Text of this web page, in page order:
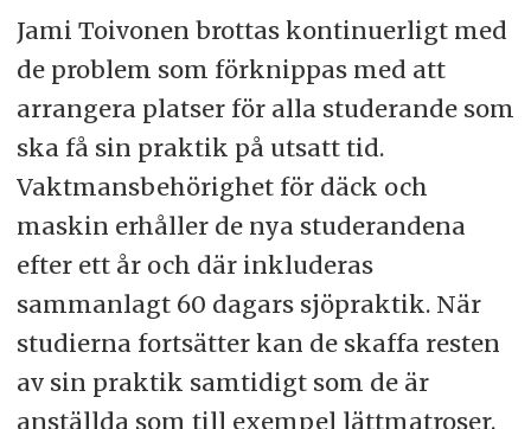
Jami Toivonen brottas kontinuerligt med
de problem som förknippas med att
arrangera platser för alla studerande som
ska få sin praktik på utsatt tid.
Vaktmansbehörighet för däck och
maskin erhåller de nya studerandena
efter ett år och där inkluderas
sammanlagt 60 dagars sjöpraktik. När
studierna fortsätter kan de skaffa resten
av sin praktik samtidigt som de är
anställda som till exempel lättmatroser.